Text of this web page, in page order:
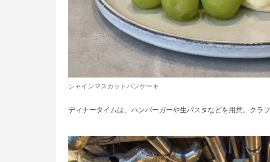
シャインマスカットパンケーキ
ディナータイムは、ハンバーガーや生パスタなどを用意。クラ